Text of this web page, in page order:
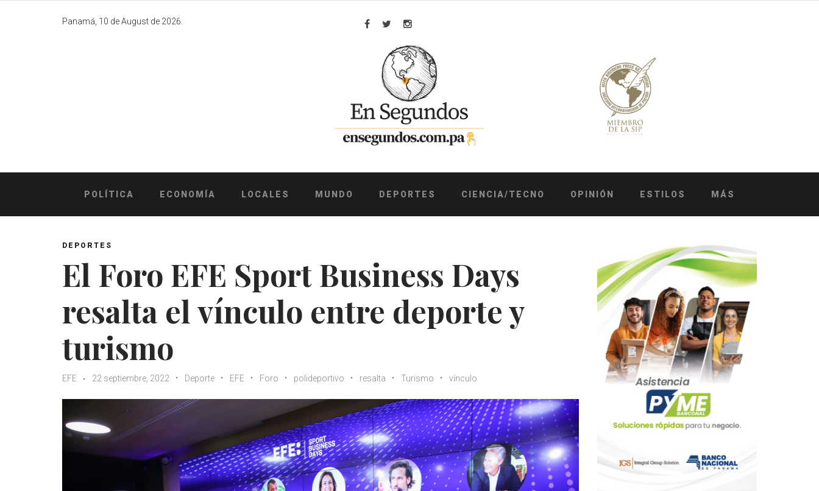
Panamá, 10 de August de 2026.
Facebook
TwitterInstagram
POLÍTICA ECONOMÍA LOCALES MUNDO DEPORTES CIENCIA/TECNO OPINIÓN ESTILOS MÁS
DEPORTES
El Foro EFE Sport Business Days
resalta el vínculo entre deporte y
turismo
EFE 22 septiembre, 2022 Deporte EFE Foro polideportivo resalta Turismo vínculo